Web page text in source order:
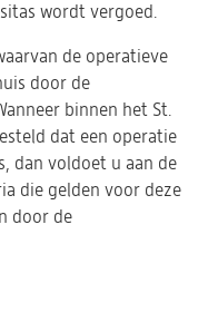
wordt vergoed.
de operatieve
door de
binnen het St.
dat een operatie
dan voldoet u aan de
die gelden voor deze
door de